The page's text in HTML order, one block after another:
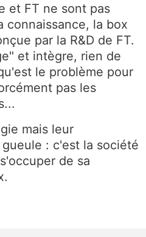
et FT ne sont pas
connaissance, la box
par la R&D de FT.
et intègre, rien de
le problème pour
pas les
mais leur
: c'est la société
de sa